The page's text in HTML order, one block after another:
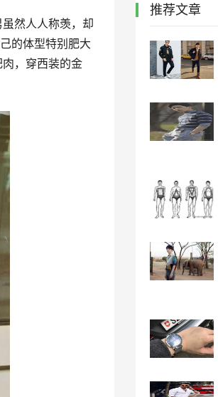
然人人称羡，却
的体型特别肥大
，穿西装的金
推荐文章